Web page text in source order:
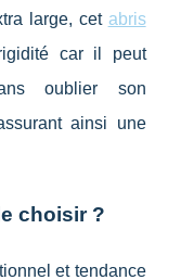
large, cet abris
car il peut
oublier son
ainsi une
choisir ?
et tendance